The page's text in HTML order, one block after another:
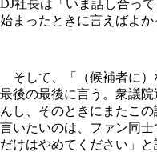
DJ社長は「いま話し合っ
始まったときに言えばよか
そして、「（候補者に）
最後の最後に言う。衆議
んし、そのときにまたこ
言いたいのは、ファン同
だけはやめてください」と